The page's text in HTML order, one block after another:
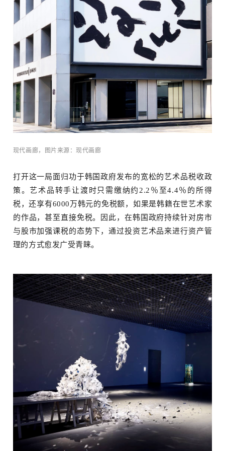
现代画廊，图片来源：现代画廊
打开这一局面归功于韩国政府发布的宽松的艺术品税收政
策。艺术品转手让渡时只需缴纳约2.2％至4.4％的所得
税，还享有6000万韩元的免税额，如果是韩籍在世艺术家
的作品，甚至直接免税。因此，在韩国政府持续针对房市
与股市加强课税的态势下，通过投资艺术品来进行资产管
理的方式愈发广受青睐。